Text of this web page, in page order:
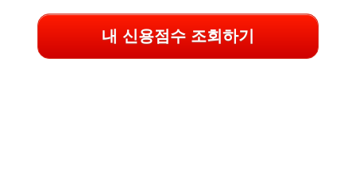
내 신용점수 조회하기